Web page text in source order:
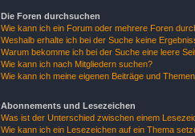
Die Foren durchsuchen
Wie kann ich ein Forum oder mehrere Foren
Weshalb erhalte ich bei der Suche keine
Warum bekomme ich bei der Suche eine leere
Wie kann ich nach Mitgliedern suchen?
Wie kann ich meine eigenen Beiträge und
Abonnements und Lesezeichen
Was ist der Unterschied zwischen einem
Wie kann ich ein Lesezeichen auf ein Thema